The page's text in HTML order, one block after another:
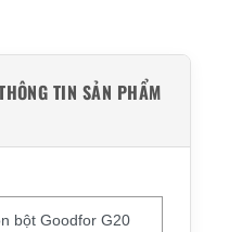
TIN SẢN PHẨM
bột Goodfor G20